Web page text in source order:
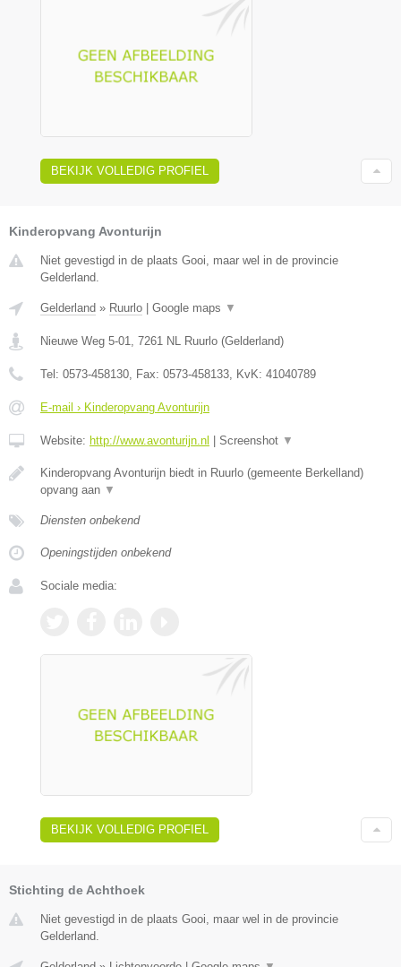
BEKIJK VOLLEDIG PROFIEL
Kinderopvang Avonturijn
Niet gevestigd in de plaats Gooi, maar wel in de provincie
Gelderland.
Gelderland » Ruurlo | Google maps ▼
Nieuwe Weg 5-01 7261 NL Ruurlo (Gelderland)
Tel: 0573-458130 , Fax: 0573-458133 , KvK: 41040789
E-mail › Kinderopvang Avonturijn
Website: http://www.avonturijn.nl | Screenshot ▼
Kinderopvang Avonturijn biedt in Ruurlo (gemeente Berkelland)
opvang aan ▼
Diensten onbekend
Openingstijden onbekend
Sociale media:
BEKIJK VOLLEDIG PROFIEL
Stichting de Achthoek
Niet gevestigd in de plaats Gooi, maar wel in de provincie
Gelderland.